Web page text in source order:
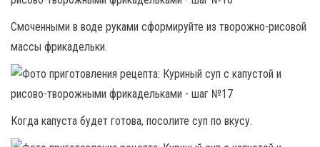
Смоченными в воде руками сформируйте из творожно-рисовой
массы фрикадельки.
Когда капуста будет готова, посолите суп по вкусу.